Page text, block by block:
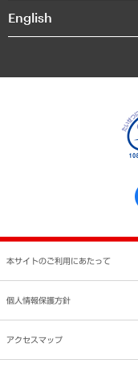
個人情報保護方針
反社会的勢力に対する基本方針
書面による個人情報の開示等
English
本サイトのご利用にあたって
個人情報保護方針
アクセスマップ